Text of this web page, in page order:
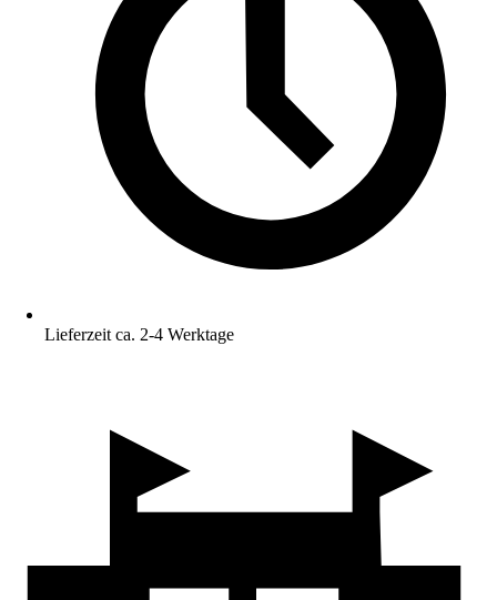
Lieferzeit ca. 2-4 Werktage